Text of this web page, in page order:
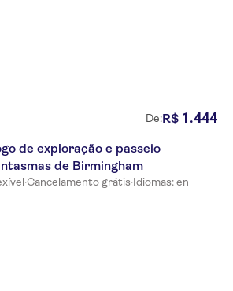
De:R$ 1.444
de exploração e passeio
de Birmingham
·Cancelamento grátis·Idiomas: en